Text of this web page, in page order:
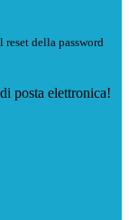
della password
posta elettronica!